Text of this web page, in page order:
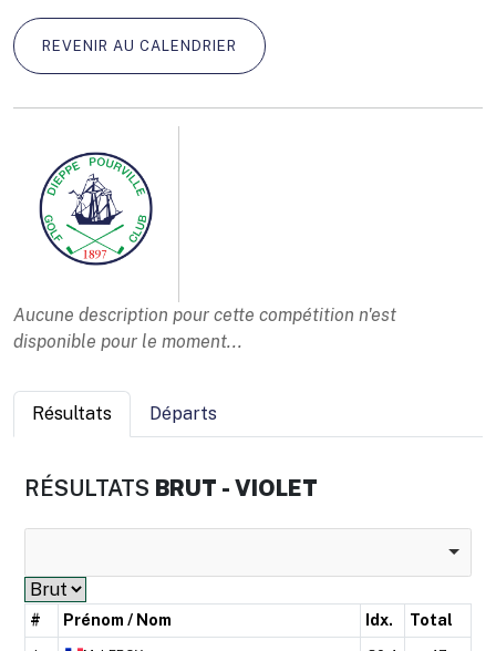
REVENIR AU CALENDRIER
Aucune description pour cette compétition n'est
disponible pour le moment...
Résultats Départs
RÉSULTATS BRUT - VIOLET
# Prénom / Nom Idx. Total